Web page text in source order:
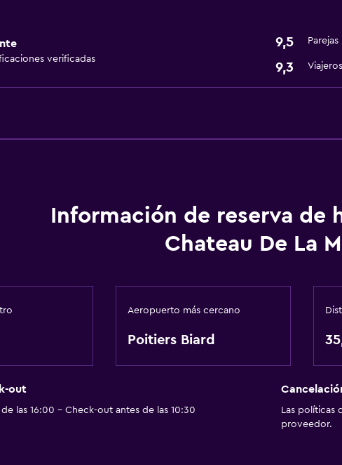
verificadas
9,5 Parejas
9,3
Información de reserva de
Chateau De La
Aeropuerto más cercano
Poitiers Biard
out
las 16:00 - Check-out antes de las 10:30
Las políticas
proveedor.